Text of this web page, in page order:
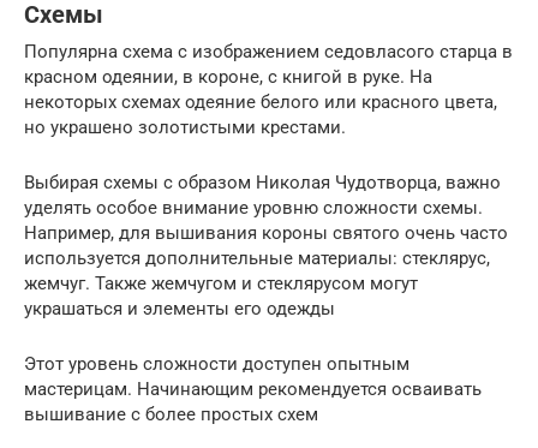
Схемы
Популярна схема с изображением седовласого старца в
красном одеянии, в короне, с книгой в руке. На
некоторых схемах одеяние белого или красного цвета,
но украшено золотистыми крестами.
Выбирая схемы с образом Николая Чудотворца, важно
уделять особое внимание уровню сложности схемы.
Например, для вышивания короны святого очень часто
используется дополнительные материалы: стеклярус,
жемчуг. Также жемчугом и стеклярусом могут
украшаться и элементы его одежды
Этот уровень сложности доступен опытным
мастерицам. Начинающим рекомендуется осваивать
вышивание с более простых схем